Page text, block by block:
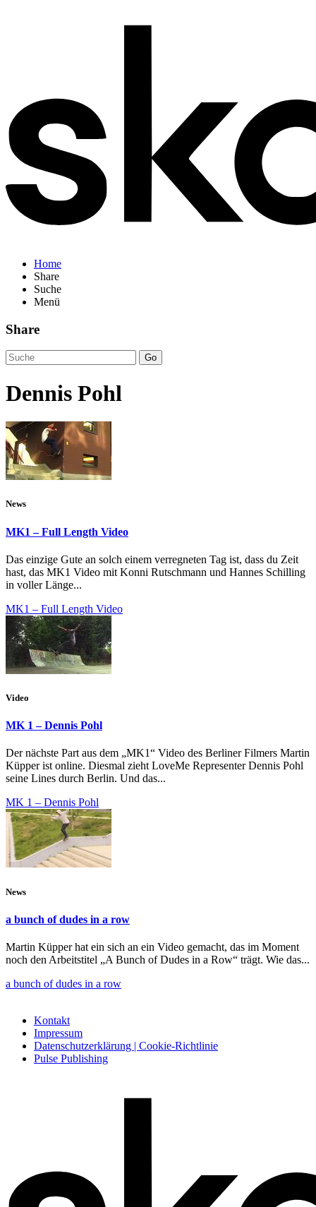
Home
Share
Suche
Menü
Share
Go
Dennis Pohl
News
MK1 – Full Length Video
Das einzige Gute an solch einem verregneten Tag ist, dass du Zeit
hast, das MK1 Video mit Konni Rutschmann und Hannes Schilling
in voller Länge...
MK1 – Full Length Video
Video
MK 1 – Dennis Pohl
Der nächste Part aus dem „MK1“ Video des Berliner Filmers Martin
Küpper ist online. Diesmal zieht LoveMe Representer Dennis Pohl
seine Lines durch Berlin. Und das...
MK 1 – Dennis Pohl
News
a bunch of dudes in a row
Martin Küpper hat ein sich an ein Video gemacht, das im Moment
noch den Arbeitstitel „A Bunch of Dudes in a Row“ trägt. Wie das...
a bunch of dudes in a row
Kontakt
Impressum
Datenschutzerklärung | Cookie-Richtlinie
Pulse Publishing